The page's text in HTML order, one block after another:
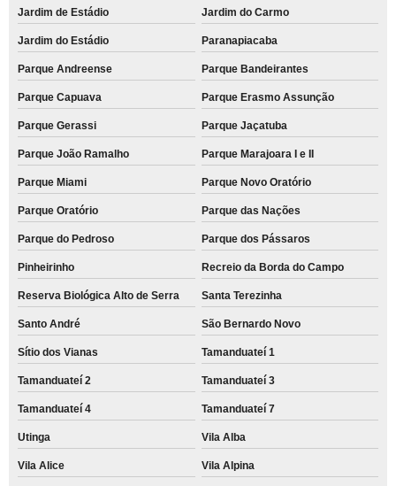
Jardim de Estádio Jardim do Carmo
Jardim do Estádio Paranapiacaba
Parque Andreense Parque Bandeirantes
Parque Capuava Parque Erasmo Assunção
Parque Gerassi Parque Jaçatuba
Parque João Ramalho Parque Marajoara I e II
Parque Miami Parque Novo Oratório
Parque Oratório Parque das Nações
Parque do Pedroso Parque dos Pássaros
Pinheirinho Recreio da Borda do Campo
Reserva Biológica Alto de Serra Santa Terezinha
Santo André São Bernardo Novo
Sítio dos Vianas Tamanduateí 1
Tamanduateí 2 Tamanduateí 3
Tamanduateí 4 Tamanduateí 7
Utinga Vila Alba
Vila Alice Vila Alpina